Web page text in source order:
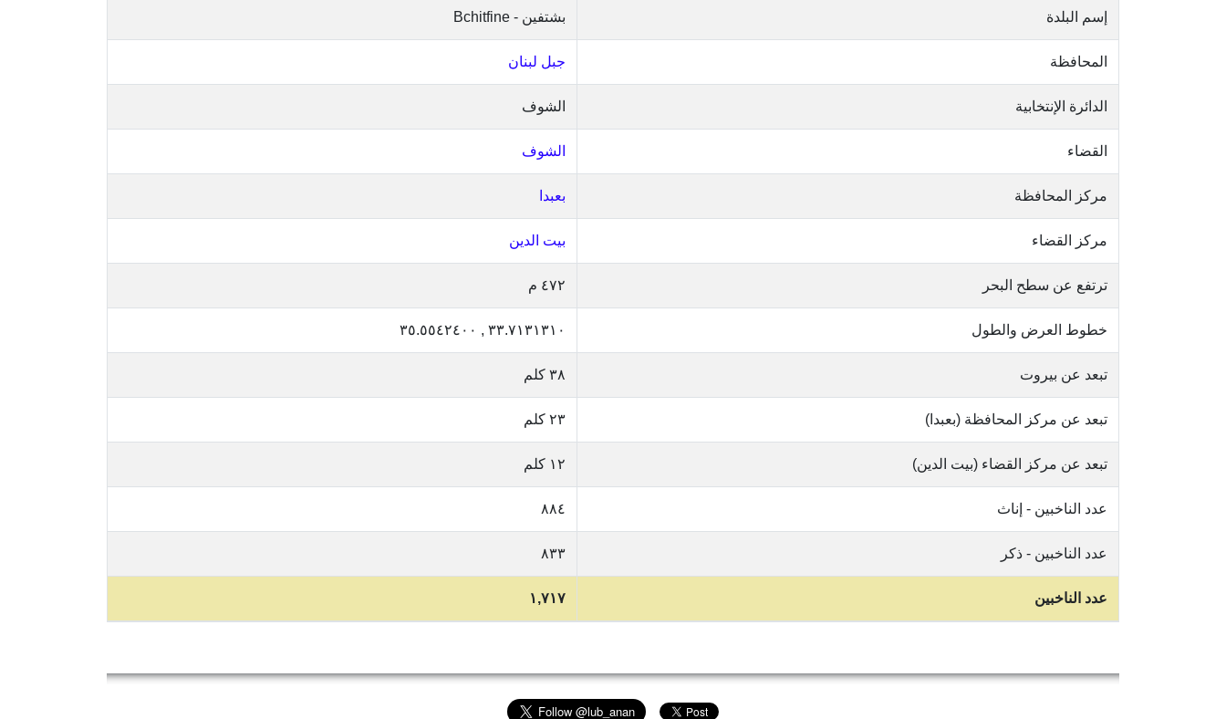
إسم البلدة بشتفين - Bchitfine
المحافظة جبل لبنان
الدائرة الإنتخابية الشوف
القضاء الشوف
مركز المحافظة بعبدا
مركز القضاء بيت الدين
ترتفع عن سطح البحر ٤٧٢ م
خطوط العرض والطول ٣٣.٧١٣١٣١٠ , ٣٥.٥٥٤٢٤٠٠
تبعد عن بيروت ٣٨ كلم
تبعد عن مركز المحافظة (بعبدا) ٢٣ كلم
تبعد عن مركز القضاء (بيت الدين) ١٢ كلم
عدد الناخبين - إناث ٨٨٤
عدد الناخبين - ذكر ٨٣٣
عدد الناخبين ١,٧١٧